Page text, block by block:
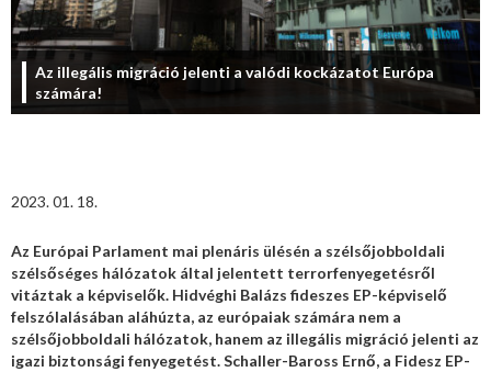
Az illegális migráció jelenti a valódi kockázatot Európa
számára!
2023. 01. 18.
Az Európai Parlament mai plenáris ülésén a szélsőjobboldali
szélsőséges hálózatok által jelentett terrorfenyegetésről
vitáztak a képviselők. Hidvéghi Balázs fideszes EP-képviselő
felszólalásában aláhúzta, az európaiak számára nem a
szélsőjobboldali hálózatok, hanem az illegális migráció jelenti az
igazi biztonsági fenyegetést. Schaller-Baross Ernő, a Fidesz EP-